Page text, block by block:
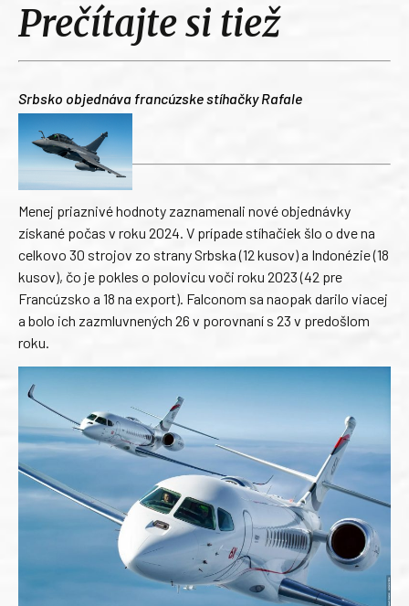
Prečítajte si tiež
Srbsko objednáva francúzske stíhačky Rafale
Menej priaznivé hodnoty zaznamenali nové objednávky
získané počas v roku 2024. V prípade stíhačiek šlo o dve na
celkovo 30 strojov zo strany Srbska (12 kusov) a Indonézie (18
kusov), čo je pokles o polovicu voči roku 2023 (42 pre
Francúzsko a 18 na export). Falconom sa naopak darilo viacej
a bolo ich zazmluvnených 26 v porovnaní s 23 v predošlom
roku.